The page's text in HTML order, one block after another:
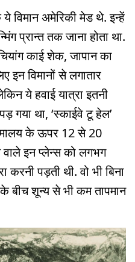
विमान अमेरिकी मेड थे. इन्हें
प्रान्त तक जाना होता था.
काई शेक, जापान का
इन विमानों से लगातार
ये हवाई यात्रा इतनी
गया था, ‘स्काईवे टू हेल’
के ऊपर 12 से 20
इन प्लेन्स को लगभग
करनी पड़ती थी. वो भी बिना
बीच शून्य से भी कम तापमान